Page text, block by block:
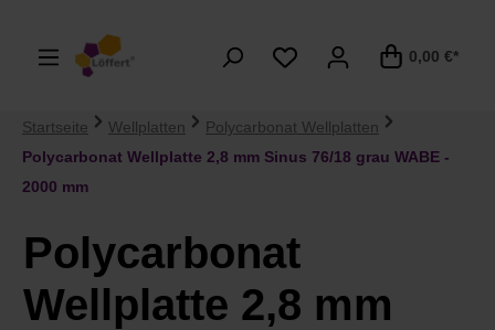
0,00 €*
Startseite Wellplatten
Polycarbonat Wellplatten
Polycarbonat Wellplatte 2,8 mm Sinus 76/18 grau WABE -
2000 mm
Polycarbonat
Wellplatte 2,8 mm